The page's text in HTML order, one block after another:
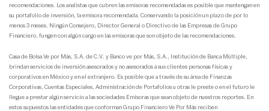
recomendaciones. Los analistas que cubren las emisoras recomendadas es posible que mantengan en
su portafolio de inversión, la emisora recomendada. Conservando la posición un plazo de por lo
menos 3 meses. Ningún Consejero, Director General o Directivo de las Empresas de Grupo
Financiero, fungen con algún cargo en las emisoras que son objeto de las recomendaciones.
Casa de Bolsa Ve por Más, S.A. de C.V. y Banco ve por Más, S.A., Institución de Banca Múltiple,
brindan servicios de inversión asesorados y no asesorados a sus clientes personas físicas y
corporativos en México y en el extranjero. Es posible que a través de su área de Finanzas
Corporativas, Cuentas Especiales, Administración de Portafolios u otras le preste o en el futuro le
llegue a prestar algún servicio a las sociedades Emisoras que sean objeto de nuestros reportes. En
estos supuestos las entidades que conforman Grupo Financiero Ve Por Más reciben